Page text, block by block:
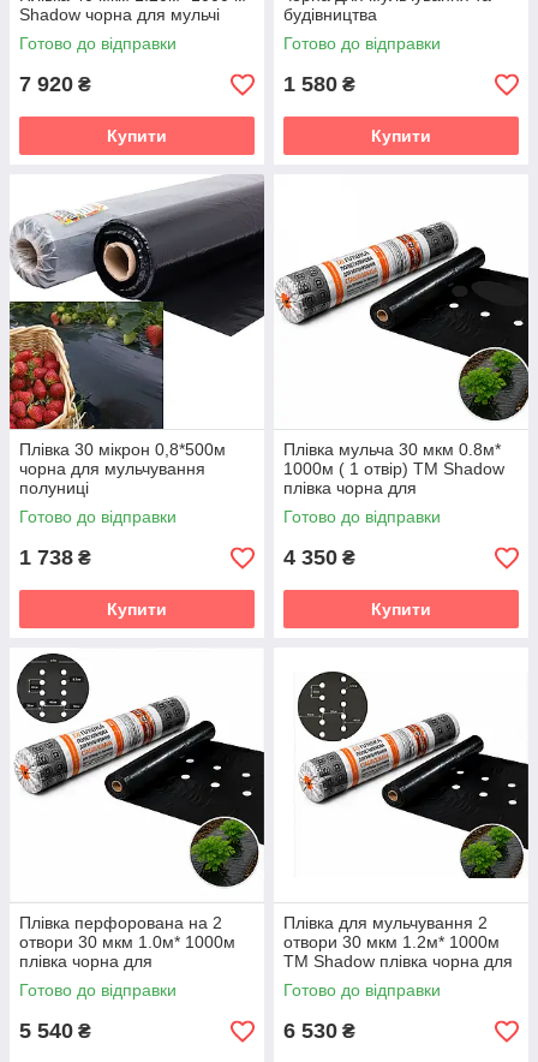
Shadow чорна для мульчі
Готово до відправки
7 920 ₴
Купити
будівництва
Готово до відправки
1 580 ₴
Купити
Плівка 30 мікрон 0,8*500м
чорна для мульчування
полуниці
Готово до відправки
1 738 ₴
Купити
Плівка мульча 30 мкм 0.8м*
1000м ( 1 отвір) TM Shadow
плівка чорна для
мульчування перфорована
для полуниці
Готово до відправки
4 350 ₴
Купити
Плівка перфорована на 2
отвори 30 мкм 1.0м* 1000м
плівка чорна для
мульчування TM Shadow
Готово до відправки
5 540 ₴
Плівка для мульчування 2
отвори 30 мкм 1.2м* 1000м
TM Shadow плівка чорна для
мульчування овочевих
культур
Готово до відправки
6 530 ₴